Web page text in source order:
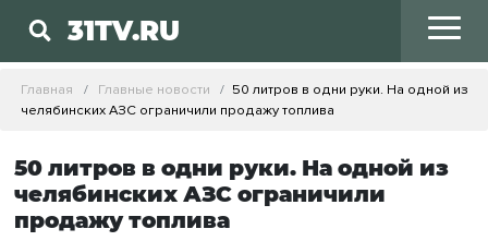
31TV.RU
Главная Главные новости
50 литров в одни руки. На одной из
челябинских АЗС ограничили продажу топлива
50 литров в одни руки. На одной из
челябинских АЗС ограничили
продажу топлива